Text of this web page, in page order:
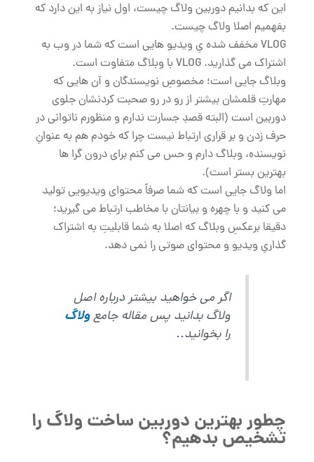
این که بدانیم دوربین ولاگ چیست، اول نیاز به این دارد که
بفهمیم اصلا ولاگ چیست.
VLOG مخفف شده یِ ویدیو هایی است که شما در وب به
اشتراک می گذارید. VLOG با وبلاگ متفاوت است.
وبلاگ جایی است؛ مخصوصِ نویسندگان و آن هایی که
مهارتِ قلمشان بیشتر از رو در رو صحبت کردنشان جلوی
دوربین است (البته قصدِ جسارت ندارم و منظورم ناتوانی در
حرف زدن و بر قراری ارتباط نیست چرا که خودم هم به عنوانِ
نویسنده، وبلاگ دارم و حس می کنم برای درون گرا ها
بهترین بستر است).
اما ولاگ جایی است که شما صرفاً محتوای ویدیویی تولید
می کنید و با چهره و بیانتان با مخاطب ارتباط می گیرید؛
دقیقا برعکسِ وبلاگ که اصلا به شما قابلیتِ به اشتراک
گذاریِ ویدیو و محتوای صوتی را نمی دهد.
اگر می خواهید بیشتر درباره اصل
ولاگ بدانید پس مقاله جامعولاگ
را بخوانید..
چطور بهترین دوربین ساخت ولاگ را
تشخیص بدهیم؟